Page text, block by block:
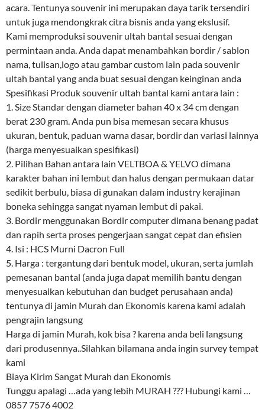
acara. Tentunya souvenir ini merupakan daya tarik tersendiri
untuk juga mendongkrak citra bisnis anda yang ekslusif.
Kami memproduksi souvenir ultah bantal sesuai dengan
permintaan anda. Anda dapat menambahkan bordir / sablon
nama, tulisan,logo atau gambar custom lain pada souvenir
ultah bantal yang anda buat sesuai dengan keinginan anda
Spesifikasi Produk souvenir ultah bantal kami antara lain :
1. Size Standar dengan diameter bahan 40 x 34 cm dengan
berat 230 gram. Anda pun bisa memesan secara khusus
ukuran, bentuk, paduan warna dasar, bordir dan variasi lainnya
(harga menyesuaikan spesifikasi)
2. Pilihan Bahan antara lain VELTBOA & YELVO dimana
karakter bahan ini lembut dan halus dengan permukaan datar
sedikit berbulu, biasa di gunakan dalam industry kerajinan
boneka sehingga sangat nyaman lembut di pakai.
3. Bordir menggunakan Bordir computer dimana benang padat
dan rapih serta proses pengerjaan sangat cepat dan efisien
4. Isi : HCS Murni Dacron Full
5. Harga : tergantung dari bentuk model, ukuran, serta jumlah
pemesanan bantal (anda juga dapat memilih bantu dengan
menyesuaikan kebutuhan dan budget perusahaan anda)
tentunya di jamin Murah dan Ekonomis karena kami adalah
pengrajin langsung
Harga di jamin Murah, kok bisa ? karena anda beli langsung
dari produsennya..Silahkan bilamana anda ingin survey tempat
kami
Biaya Kirim Sangat Murah dan Ekonomis
Tunggu apalagi …ada yang lebih MURAH ??? Hubungi kami …
0857 7576 4002